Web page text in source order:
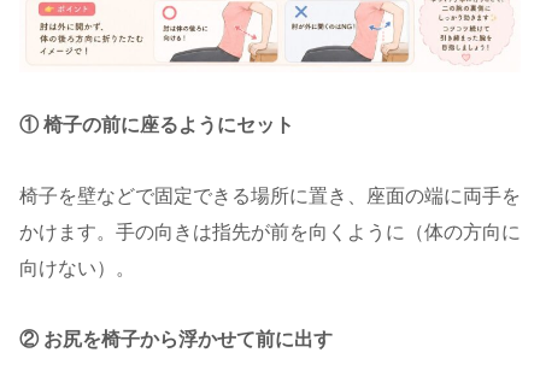
① 椅子の前に座るようにセット
椅子を壁などで固定できる場所に置き、座面の端に両手を
かけます。手の向きは指先が前を向くように（体の方向に
向けない）。
② お尻を椅子から浮かせて前に出す